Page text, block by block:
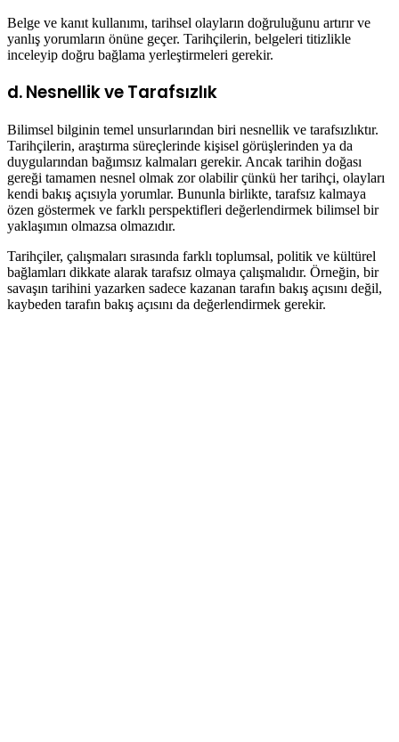
Belge ve kanıt kullanımı, tarihsel olayların doğruluğunu artırır ve
yanlış yorumların önüne geçer. Tarihçilerin, belgeleri titizlikle
inceleyip doğru bağlama yerleştirmeleri gerekir.
d. Nesnellik ve Tarafsızlık
Bilimsel bilginin temel unsurlarından biri nesnellik ve tarafsızlıktır.
Tarihçilerin, araştırma süreçlerinde kişisel görüşlerinden ya da
duygularından bağımsız kalmaları gerekir. Ancak tarihin doğası
gereği tamamen nesnel olmak zor olabilir çünkü her tarihçi, olayları
kendi bakış açısıyla yorumlar. Bununla birlikte, tarafsız kalmaya
özen göstermek ve farklı perspektifleri değerlendirmek bilimsel bir
yaklaşımın olmazsa olmazıdır.
Tarihçiler, çalışmaları sırasında farklı toplumsal, politik ve kültürel
bağlamları dikkate alarak tarafsız olmaya çalışmalıdır. Örneğin, bir
savaşın tarihini yazarken sadece kazanan tarafın bakış açısını değil,
kaybeden tarafın bakış açısını da değerlendirmek gerekir.